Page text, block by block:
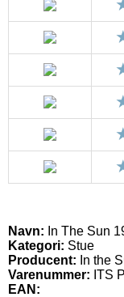
Navn: In The Sun
Kategori: Stue
Producent: In the
Varenummer: ITS
EAN: